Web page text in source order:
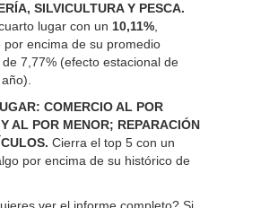
SILVICULTURA Y PESCA.
lugar con un 10,11%
por encima de su promedio
de 7,77% (efecto estacional de
COMERCIO AL POR
AL POR MENOR; REPARACIÓN
Cierra el top 5 con un
por encima de su histórico de